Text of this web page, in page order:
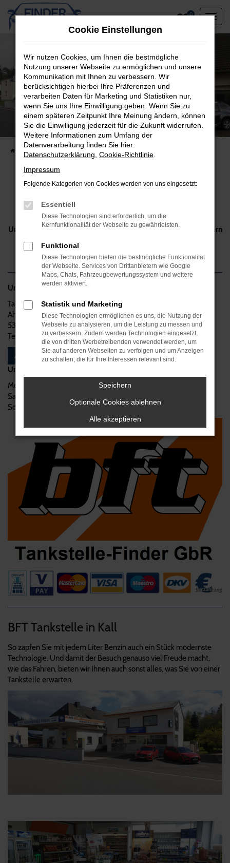
Zum
Hauptinhalt
0
Alle Kraftstoffsorten immer günstiger
Denn Autofahren soll Freude machen.
Unsere Tankstelle
UNSERE TANKSTELLE.
Unser Kraftstoff ist nicht nur gut zu Ihrem Portemonnaie, sondern
Unsere Kontaktdaten:
Tankstelle Finder GbR
Ahrstr. 34
53925 Kall
Tel.: 02447 - 917401
AKTUELLE PREISE / ANFAHRT
Unsere Öffnungszeiten:
Montag - Freitag
Samstag:
Sonn- & Feiertage
07:00-20:00 Uhr
10:00-20:00 Uhr
BFT Tankstelle in Kall
So zapfen Sie mit jedem Liter Benzin auch ein Stück modernste
Technologie. Und damit der Besuch genauso viel Freude macht,
wie das Fahren, bieten wir Ihnen auch sonst alles, was Sie von einer
Tankstelle erwarten.
Cookie Einstellungen
Wir nutzen Cookies, um Ihnen die bestmögliche
Nutzung unserer Webseite zu ermöglichen und unsere
Kommunikation mit Ihnen zu verbessern. Wir
berücksichtigen hierbei Ihre Präferenzen und
verarbeiten Daten für Marketing und Statistiken nur,
wenn Sie uns Ihre Einwilligung geben. Wenn Sie zu
einem späteren Zeitpunkt Ihre Meinung ändern, können
Sie die Einwilligung jederzeit für die Zukunft widerrufen.
Weitere Informationen zum Umfang der
Datenverarbeitung finden Sie hier:
Datenschutzerklärung Cookie-Richtlinie
Impressum
Folgende Kategorien von Cookies werden von uns eingesetzt:
Essentiell
Diese Technologien sind erforderlich, um die
Kernfunktionalität der Webseite zu gewährleisten.
Funktional
Diese Technologien bieten die bestmögliche Funktionalität
der Webseite. Services von Drittanbietern wie Google
Maps, Chats, Fahrzeugbewertungssystem und weitere
werden aktiviert.
Statistik und Marketing
Diese Technologien ermöglichen es uns, die Nutzung der
Webseite zu analysieren, um die Leistung zu messen und
zu verbessern. Zudem werden Technologien eingesetzt,
die von dritten Werbetreibenden verwendet werden, um
Sie auf anderen Webseiten zu verfolgen und um Anzeigen
zu schalten, die für Ihre Interessen relevant sind.
Speichern
Optionale Cookies ablehnen
Alle akzeptieren